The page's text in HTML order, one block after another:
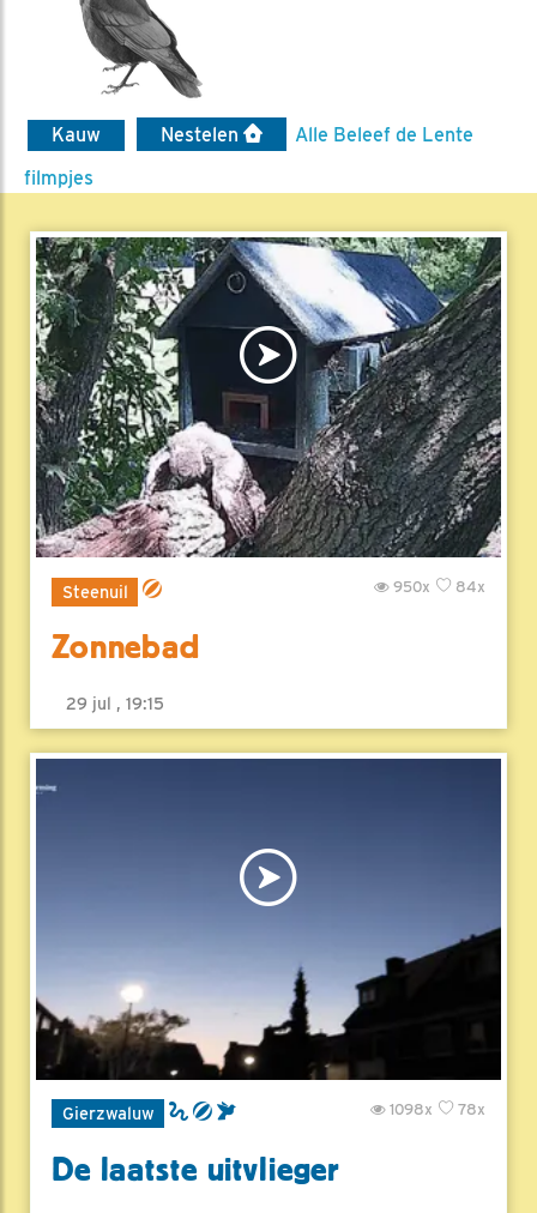
Kauw Nestelen
Alle Beleef de Lente
filmpjes
Steenuil 84x
950x
Zonnebad
29 jul , 19:15
Gierzwaluw 78x
1098x
De laatste uitvlieger